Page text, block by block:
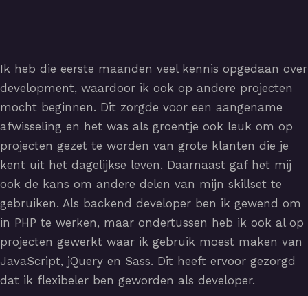
Ik heb die eerste maanden veel kennis opgedaan over
development, waardoor ik ook op andere projecten
mocht beginnen. Dit zorgde voor een aangename
afwisseling en het was als groentje ook leuk om op
projecten gezet te worden van grote klanten die je
kent uit het dagelijkse leven. Daarnaast gaf het mij
ook de kans om andere delen van mijn skillset te
gebruiken. Als backend developer ben ik gewend om
in PHP te werken, maar ondertussen heb ik ook al op
projecten gewerkt waar ik gebruik moest maken van
JavaScript, jQuery en Sass. Dit heeft ervoor gezorgd
dat ik flexibeler ben geworden als developer.